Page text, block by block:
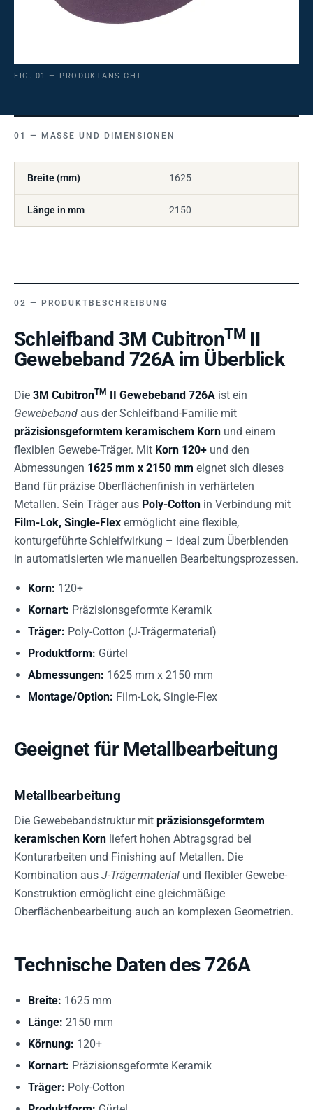
FIG. 01 — PRODUKTANSICHT
MASSE UND DIMENSIONEN
Breite (mm) 1625
Länge in mm 2150
PRODUKTBESCHREIBUNG
Schleifband 3M CubitronTM II
Gewebeband 726A im Überblick
Die 3M CubitronTM II Gewebeband 726A ist ein
Gewebeband aus der Schleifband-Familie mit
präzisionsgeformtem keramischem Korn und einem
flexiblen Gewebe-Träger. Mit Korn 120+ und den
Abmessungen 1625 mm x 2150 mm eignet sich dieses
Band für präzise Oberflächenfinish in verhärteten
Metallen. Sein Träger aus Poly-Cotton in Verbindung mit
Film-Lok, Single-Flex ermöglicht eine flexible,
konturgeführte Schleifwirkung – ideal zum Überblenden
in automatisierten wie manuellen Bearbeitungsprozessen.
Korn: 120+
Kornart: Präzisionsgeformte Keramik
Träger: Poly-Cotton (J-Trägermaterial)
Produktform: Gürtel
Abmessungen: 1625 mm x 2150 mm
Montage/Option: Film-Lok, Single-Flex
Geeignet für Metallbearbeitung
Metallbearbeitung
Die Gewebebandstruktur mit präzisionsgeformtem
keramischen Korn liefert hohen Abtragsgrad bei
Konturarbeiten und Finishing auf Metallen. Die
Kombination aus J-Trägermaterial und flexibler Gewebe-
Konstruktion ermöglicht eine gleichmäßige
Oberflächenbearbeitung auch an komplexen Geometrien.
Technische Daten des 726A
Breite: 1625 mm
Länge: 2150 mm
Körnung: 120+
Kornart: Präzisionsgeformte Keramik
Träger: Poly-Cotton